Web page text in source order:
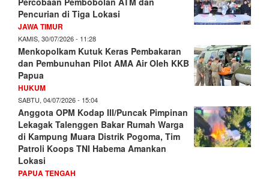
Pencurian di Tiga Lokasi
JAWA TIMUR
KAMIS, 30/07/2026 - 11:28
Menkopolkam Kutuk Keras Pembakaran
dan Pembunuhan Pilot AMA Air Oleh KKB
Papua
HUKUM
SABTU, 04/07/2026 - 15:04
Anggota OPM Kodap III/Puncak Pimpinan
Lekagak Talenggen Bakar Rumah Warga
di Kampung Muara Distrik Pogoma, Tim
Patroli Koops TNI Habema Amankan
Lokasi
PAPUA TENGAH